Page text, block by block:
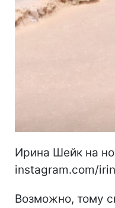
Ирина Шейк на
instagram.com/
Возможно, тому